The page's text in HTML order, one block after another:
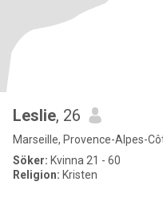
Leslie, 26
Marseille, Provence-Alpes-
Söker: Kvinna 21 - 60
Religion: Kristen